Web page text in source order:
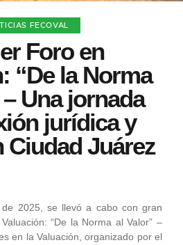
FECOVAL
Foro en
“De la Norma
Una jornada
jurídica y
Ciudad Juárez
2025, se llevó a cabo con gran
“De la Norma al Valor” –
en la Valuación, organizado por el